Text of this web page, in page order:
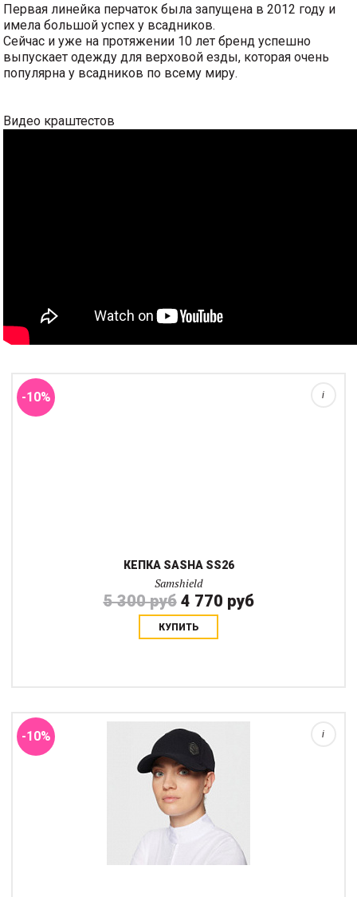
Первая линейка перчаток была запущена в 2012 году и
имела большой успех у всадников.
Сейчас и уже на протяжении 10 лет бренд успешно
выпускает одежду для верховой езды, которая очень
популярна у всадников по всему миру.
Видео краштестов
-10%
Кепка Sasha выполнена из дышащего материала в сочетании с
технологией Cool & Dry. что помогает регулировать температуру и
КЕПКА SASHA SS26
Samshield
5 300 руб 4 770 руб
КУПИТЬ
i
-10% i